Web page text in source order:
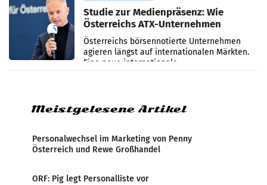
Studie zur Medienpräsenz: Wie
Österreichs ATX-Unternehmen
international wahrgenommen
werden
Österreichs börsennotierte Unternehmen
agieren längst auf internationalen Märkten.
Eine neue internationale
Medienresonanzanalyse untersucht die
Meistgelesene Artikel
Personalwechsel im Marketing von Penny
Österreich und Rewe Großhandel
ORF: Pig legt Personalliste vor